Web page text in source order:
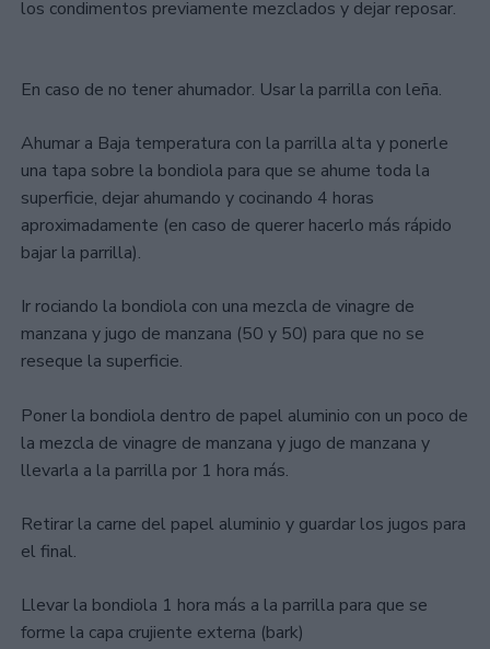
los condimentos previamente mezclados y dejar reposar.
En caso de no tener ahumador. Usar la parrilla con leña.
Ahumar a Baja temperatura con la parrilla alta y ponerle
una tapa sobre la bondiola para que se ahume toda la
superficie, dejar ahumando y cocinando 4 horas
aproximadamente (en caso de querer hacerlo más rápido
bajar la parrilla).
Ir rociando la bondiola con una mezcla de vinagre de
manzana y jugo de manzana (50 y 50) para que no se
reseque la superficie.
Poner la bondiola dentro de papel aluminio con un poco de
la mezcla de vinagre de manzana y jugo de manzana y
llevarla a la parrilla por 1 hora más.
Retirar la carne del papel aluminio y guardar los jugos para
el final.
Llevar la bondiola 1 hora más a la parrilla para que se
forme la capa crujiente externa (bark)